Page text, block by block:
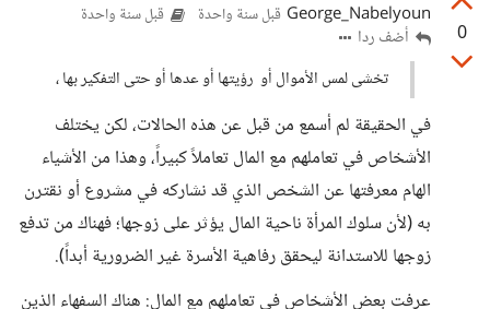
0
George_Nabelyoun قبل سنة واحدة قبل سنة واحدة
أضف ردا
تخشى لمس الأموال أو رؤيتها أو عدها أو حتى التفكير بها ،
في الحقيقة لم أسمع من قبل عن هذه الحالات، لكن يختلف
الأشخاص في تعاملهم مع المال تعاملاً كبيراً، وهذا من الأشياء
الهام معرفتها عن الشخص الذي قد نشاركه في مشروع أو نقترن
به (لأن سلوك المرأة ناحية المال يؤثر على زوجها؛ فهناك من تدفع
زوجها للاستدانة ليحقق رفاهية الأسرة غير الضرورية أبداً).
عرفت بعض الأشخاص في تعاملهم مع المال: هناك السفهاء الذين